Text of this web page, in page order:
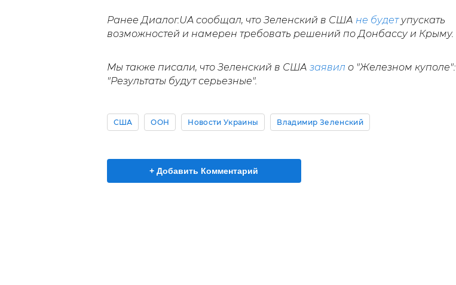
Ранее Диалог.UA сообщал, что Зеленский в США не будетупускать
возможностей и намерен требовать решений по Донбассу и Крыму.
Мы также писали, что Зеленский в США заявил о "Железном куполе":
"Результаты будут серьезные".
США ООН Новости Украины Владимир Зеленский
+ Добавить Комментарий